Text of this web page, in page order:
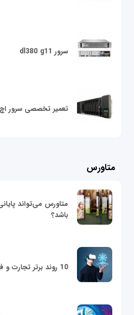
سرور dl380 g11
تعمیر تخصصی سرور
متاورس
متاورس می‌تواند
باشد؟
10 روند برتر تجارت و فناوری در سال 2022